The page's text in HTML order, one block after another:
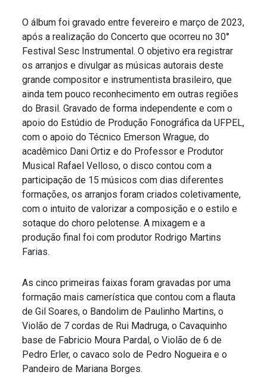
O álbum foi gravado entre fevereiro e março de 2023,
após a realização do Concerto que ocorreu no 30°
Festival Sesc Instrumental. O objetivo era registrar
os arranjos e divulgar as músicas autorais deste
grande compositor e instrumentista brasileiro, que
ainda tem pouco reconhecimento em outras regiões
do Brasil. Gravado de forma independente e com o
apoio do Estúdio de Produção Fonográfica da UFPEL,
com o apoio do Técnico Emerson Wrague, do
acadêmico Dani Ortiz e do Professor e Produtor
Musical Rafael Velloso, o disco contou com a
participação de 15 músicos com dias diferentes
formações, os arranjos foram criados coletivamente,
com o intuito de valorizar a composição e o estilo e
sotaque do choro pelotense. A mixagem e a
produção final foi com produtor Rodrigo Martins
Farias.
As cinco primeiras faixas foram gravadas por uma
formação mais camerística que contou com a flauta
de Gil Soares, o Bandolim de Paulinho Martins, o
Violão de 7 cordas de Rui Madruga, o Cavaquinho
base de Fabricio Moura Pardal, o Violão de 6 de
Pedro Erler, o cavaco solo de Pedro Nogueira e o
Pandeiro de Mariana Borges.